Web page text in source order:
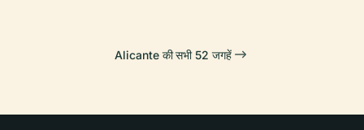
Alicante की सभी 52 जगहें